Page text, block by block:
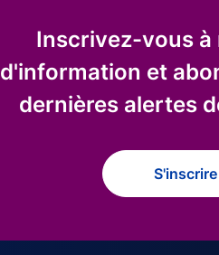
Inscrivez-vous
d'information et
dernières alertes
S'inscrire